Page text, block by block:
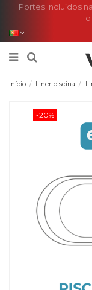
Portes incluídos
Início Liner piscina
-20%